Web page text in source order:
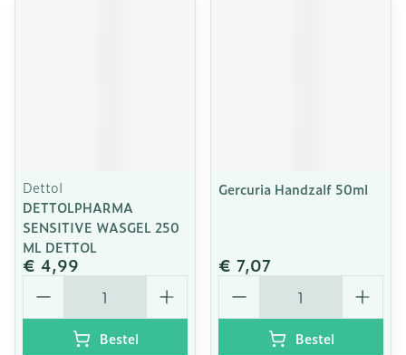
Dettol
DETTOLPHARMA
SENSITIVE WASGEL 250
ML DETTOL
€ 4,99
Aantal
Bestel
Gercuria Handzalf 50ml
€ 7,07
Aantal
Bestel